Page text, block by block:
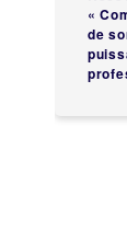
«
de